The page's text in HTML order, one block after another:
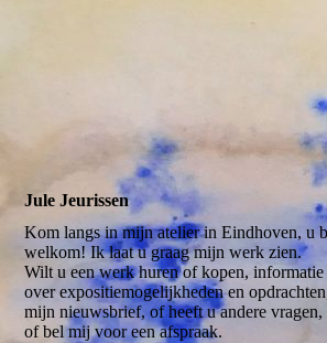
Jule Jeurissen
Kom langs in mijn atelier in Eindhoven, u
welkom! Ik laat u graag mijn werk zien.
Wilt u een werk huren of kopen, informatie
over expositiemogelijkheden en
mijn nieuwsbrief, of heeft u andere vragen,
of bel mij voor een afspraak.